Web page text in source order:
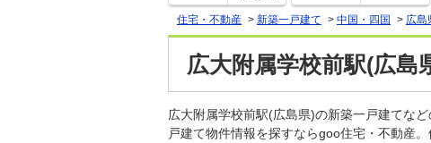
住宅・不動産 > 新築一戸建て > 中国・四国 > 広島
広大附属学校前駅(広島
広大附属学校前駅(広島県)の新築一戸建てな
戸建て物件情報を探すならgoo住宅・不動産